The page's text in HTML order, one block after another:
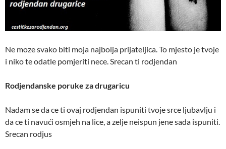
Ne moze svako biti moja najbolja prijateljica. To mjesto je tvoje
i niko te odatle pomjeriti nece. Srecan ti rodjendan
Rodjendanske poruke za drugaricu
Nadam se da ce ti ovaj rodjendan ispuniti tvoje srce ljubavlju i
da ce ti navući osmjeh na lice, a zelje neispun jene sada ispuniti.
Srecan rodjus